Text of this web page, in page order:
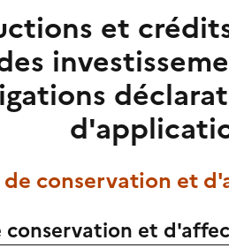
et
conservation et
conservation et